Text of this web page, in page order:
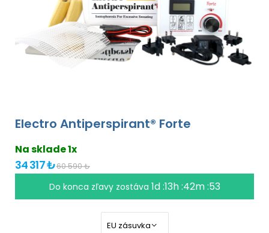
Electro Antiperspirant® Forte
Na sklade 1x
34 317 ₺60 590 ₺
Do konca zľavy zostáva 1d :13h :42m :52